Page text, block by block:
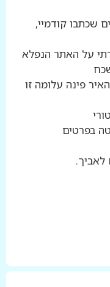
שכתבו קודמיי,
על האתר הנפלא
פינה עלומה זו
בפרטים
לאביך.